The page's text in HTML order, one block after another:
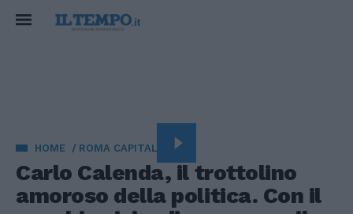
HOME ROMA CAPITALE
Carlo Calenda, il trottolino
amoroso della politica. Con il